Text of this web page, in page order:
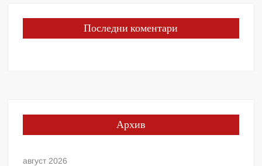
Последни коментари
Архив
август 2026